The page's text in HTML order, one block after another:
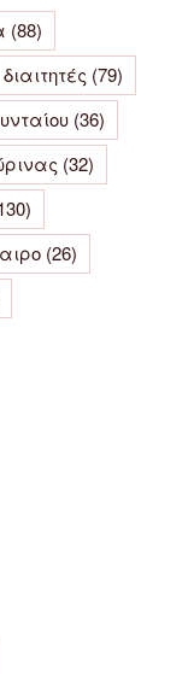
(88)
διαιτητές (79)
(36)
(32)
(26)